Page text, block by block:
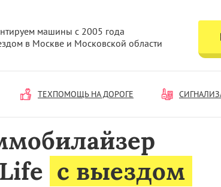
машины с 2005 года
в Москве и Московской области
ТЕХПОМОЩЬ НА ДОРОГЕ
с выездом